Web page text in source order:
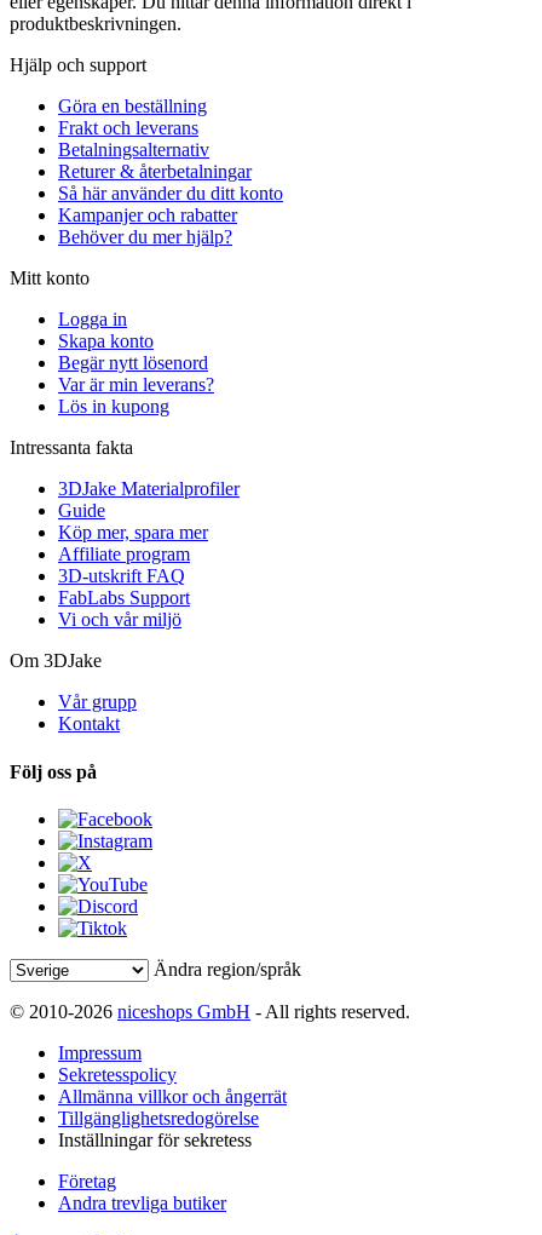
produktbeskrivningen.
Hjälp och support
Göra en beställning
Frakt och leverans
Betalningsalternativ
Returer & återbetalningar
Så här använder du ditt konto
Kampanjer och rabatter
Behöver du mer hjälp?
Mitt konto
Logga in
Skapa konto
Begär nytt lösenord
Var är min leverans?
Lös in kupong
Intressanta fakta
3DJake Materialprofiler
Guide
Köp mer, spara mer
Affiliate program
3D-utskrift FAQ
FabLabs Support
Vi och vår miljö
Om 3DJake
Vår grupp
Kontakt
Följ oss på
Ändra region/språk
© 2010-2026 niceshops GmbH - All rights reserved.
Impressum
Sekretesspolicy
Allmänna villkor och ångerrät
Tillgänglighetsredogörelse
Inställningar för sekretess
Företag
Andra trevliga butiker